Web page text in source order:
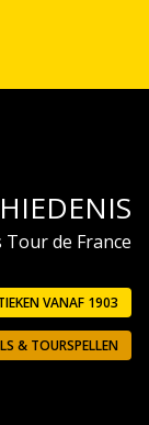
Tour de France
VANAF 1903
& TOURSPELLEN